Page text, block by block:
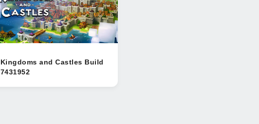
Kingdoms and Castles Build
7431952